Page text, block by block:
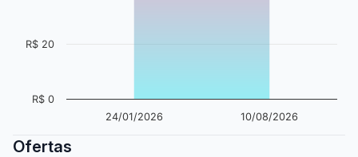
24/01/2026 10/08/2026
R$ 0
R$ 20
Ofertas